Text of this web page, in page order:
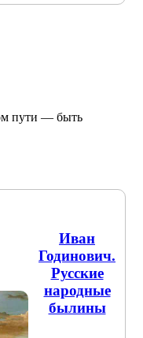
пути — быть
Иван
Годинович.
Русские
народные
былины